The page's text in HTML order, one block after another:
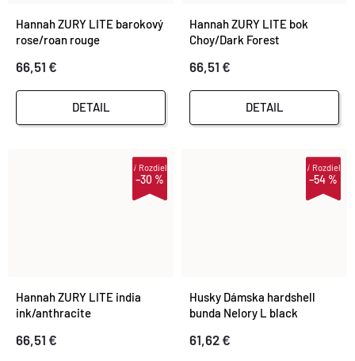
Hannah ZURY LITE barokový
rose/roan rouge
66,51 €
DETAIL
Hannah ZURY LITE bok
Choy/Dark Forest
66,51 €
DETAIL
–30 %
iRozdiel
Hannah ZURY LITE india
ink/anthracite
66,51 €
–54 %
iRozdiel
Husky Dámska hardshell
bunda Nelory L black
61,62 €